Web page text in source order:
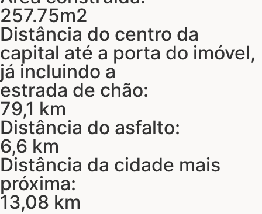
257.75m2
Distância do centro da
capital até a porta do imóvel,
já incluindo a
estrada de chão:
79,1 km
Distância do asfalto:
6,6 km
Distância da cidade mais
próxima:
13,08 km